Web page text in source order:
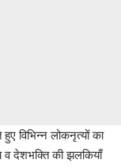
विभिन्न लोकनृत्यों का
व देशभक्ति की झलकियाँ